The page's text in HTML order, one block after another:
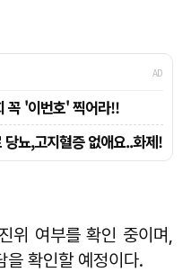
위 여부를 확인 중이며,
을 확인할 예정이다.